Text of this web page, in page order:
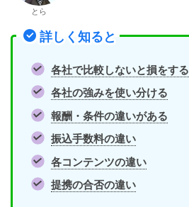
とら
詳しく知ると
各社で比較しないと損をする
各社の強みを使い分ける
報酬・条件の違いがある
振込手数料の違い
各コンテンツの違い
提携の合否の違い